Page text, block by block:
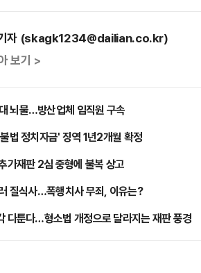
자 (skagk1234@dailian.co.kr)
보기 >
뇌물…방산업체 임직원 구속
법 정치자금' 징역 1년2개월 확정
가재판 2심 중형에 불복 상고
질식사…폭행치사 무죄, 이유는?
다툰다…형소법 개정으로 달라지는 재판 풍경